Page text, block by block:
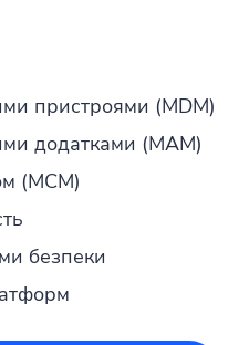
пристроями (MDM)
додатками (MAM)
(MCM)
безпеки